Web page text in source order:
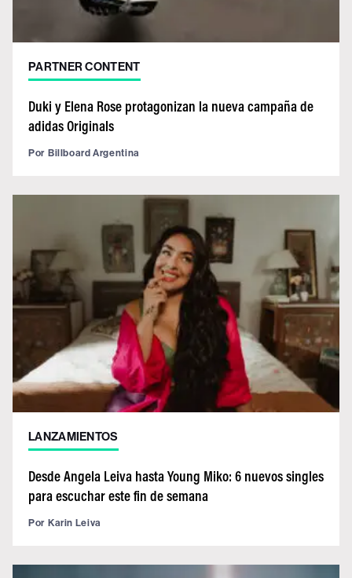
PARTNER CONTENT
Duki y Elena Rose protagonizan la nueva campaña de
adidas Originals
Por Billboard Argentina
LANZAMIENTOS
Desde Angela Leiva hasta Young Miko: 6 nuevos singles
para escuchar este fin de semana
Por Karin Leiva